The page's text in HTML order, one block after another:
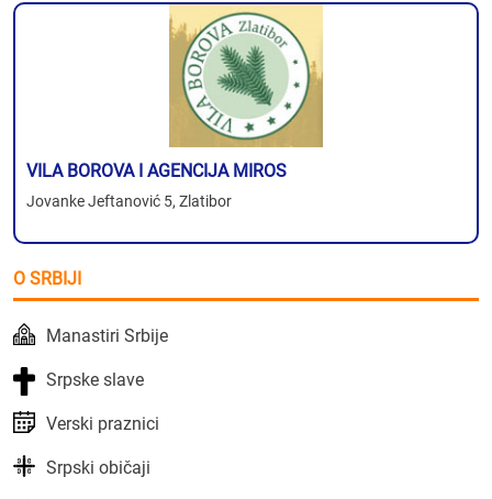
VILA BOROVA I AGENCIJA MIROS
Jovanke Jeftanović 5, Zlatibor
O SRBIJI
Manastiri Srbije
Srpske slave
Verski praznici
Srpski običaji